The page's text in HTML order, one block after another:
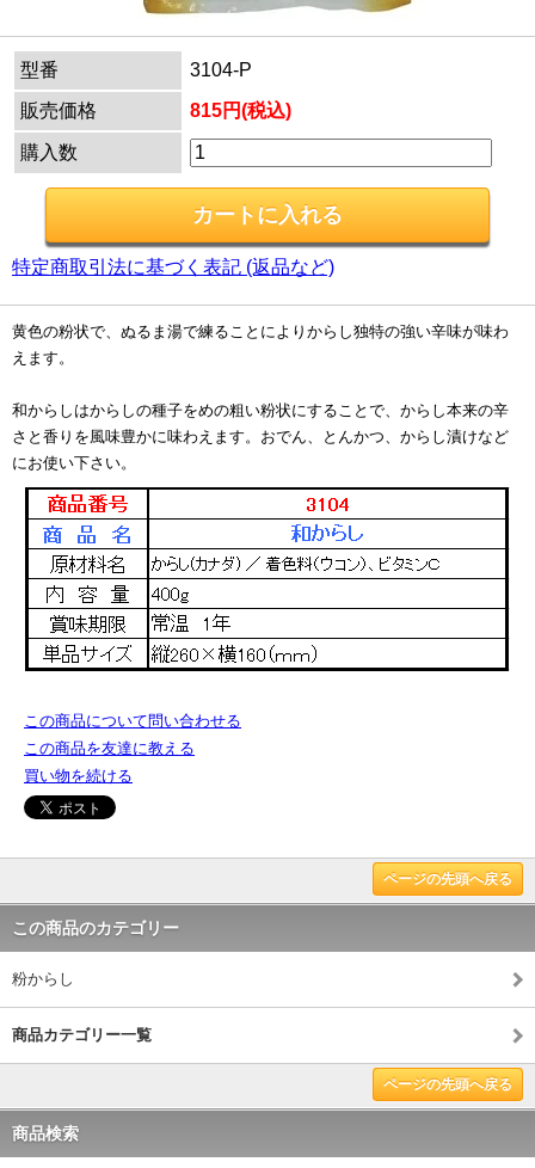
型番
3104-P
販売価格
815円(税込)
購入数
特定商取引法に基づく表記 (返品など)
黄色の粉状で、ぬるま湯で練ることによりからし独特の強い辛味が味わ
えます。
和からしはからしの種子をめの粗い粉状にすることで、からし本来の辛
さと香りを風味豊かに味わえます。おでん、とんかつ、からし漬けなど
にお使い下さい。
この商品について問い合わせる
この商品を友達に教える
買い物を続ける
ページの先頭へ戻る
この商品のカテゴリー
粉からし
商品カテゴリー一覧
ページの先頭へ戻る
商品検索